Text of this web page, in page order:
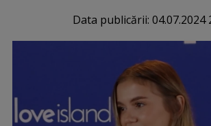
Data publicării: 04.07.2024